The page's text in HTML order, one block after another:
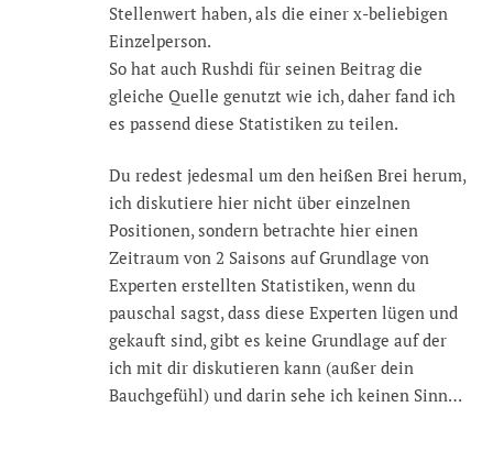
Stellenwert haben, als die einer x-beliebigen
Einzelperson.
So hat auch Rushdi für seinen Beitrag die
gleiche Quelle genutzt wie ich, daher fand ich
es passend diese Statistiken zu teilen.
Du redest jedesmal um den heißen Brei herum,
ich diskutiere hier nicht über einzelnen
Positionen, sondern betrachte hier einen
Zeitraum von 2 Saisons auf Grundlage von
Experten erstellten Statistiken, wenn du
pauschal sagst, dass diese Experten lügen und
gekauft sind, gibt es keine Grundlage auf der
ich mit dir diskutieren kann (außer dein
Bauchgefühl) und darin sehe ich keinen Sinn…